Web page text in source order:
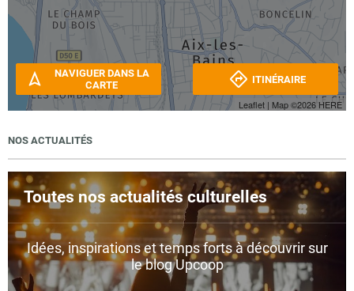
Leaflet | Map ©2026 HERE
NAVIGUER DANS LA
CARTE
ITINÉRAIRE
NOS ACTUALITÉS
Toutes nos actualités culturelles
Idées, inspirations et temps forts à découvrir sur
le blog Upcoop